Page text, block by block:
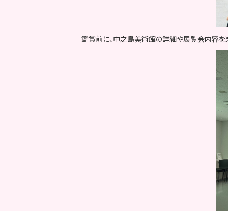
鑑賞前に、中之島美術館の詳細や展覧会内容を